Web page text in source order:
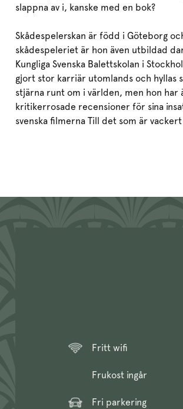
slappna av i, kanske med en bok?
Skådespelerskan är född i Göteborg
skådespeleriet är hon även utbildad
Kungliga Svenska Balettskolan i
gjort stor karriär utomlands och hyllas
stjärna runt om i världen, men hon har
kritikerrosade recensioner för sina
svenska filmerna Till det som är vackert
Fritt wifi
Frukost ingår
Fri parkering